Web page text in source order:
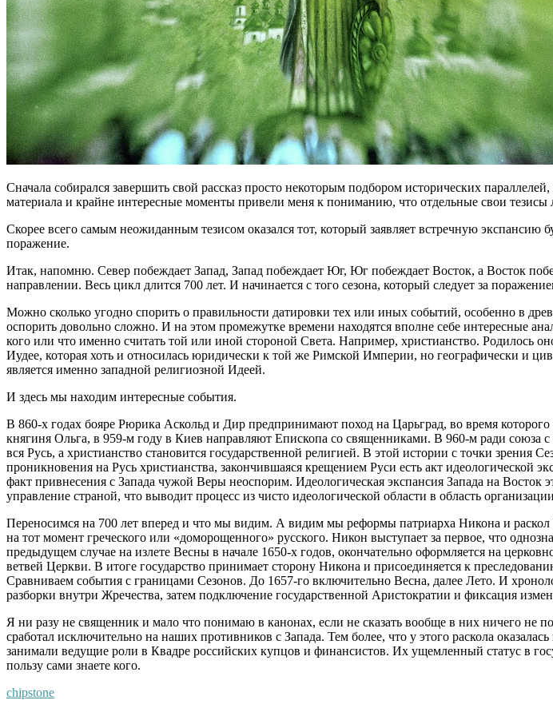
Сначала собирался завершить свой рассказ просто некоторым подбором исторических
материала и крайне интересные моменты привели меня к пониманию, что отдельные свои тезисы
Скорее всего самым неожиданным тезисом оказался тот, который заявляет встречную
поражение.
Итак, напомню. Север побеждает Запад, Запад побеждает Юг, Юг побеждает Восток, а Восток
направлении. Весь цикл длится 700 лет. И начинается с того сезона, который следует за
Можно сколько угодно спорить о правильности датировки тех или иных событий, особенно в
оспорить довольно сложно. И на этом промежутке времени находятся вполне себе интересные
кого или что именно считать той или иной стороной Света. Например, христианство. Родилось
Иудее, которая хоть и относилась юридически к той же Римской Империи, но географически и
является именно западной религиозной Идеей.
И здесь мы находим интересные события.
В 860-х годах бояре Рюрика Аскольд и Дир предпринимают поход на Царьград, во время
княгиня Ольга, в 959-м году в Киев направляют Епископа со священниками. В 960-м ради союза
вся Русь, а христианство становится государственной религией. В этой истории с точки
проникновения на Русь христианства, закончившаяся крещением Руси есть акт идеологической
факт привнесения с Запада чужой Веры неоспорим. Идеологическая экспансия Запада на Восток
управление страной, что выводит процесс из чисто идеологической области в область
Переносимся на 700 лет вперед и что мы видим. А видим мы реформы патриарха Никона и раскол
на тот момент греческого или «доморощенного» русского. Никон выступает за первое, что
предыдущем случае на излете Весны в начале 1650-х годов, окончательно оформляется на
ветвей Церкви. В итоге государство принимает сторону Никона и присоединяется к
Сравниваем события с границами Сезонов. До 1657-го включительно Весна, далее Лето. И
разборки внутри Жречества, затем подключение государственной Аристократии и фиксация
Я ни разу не священник и мало что понимаю в канонах, если не сказать вообще в них ничего не
сработал исключительно на наших противников с Запада. Тем более, что у этого раскола
занимали ведущие роли в Квадре российских купцов и финансистов. Их ущемленный статус в
пользу сами знаете кого.
chipstone